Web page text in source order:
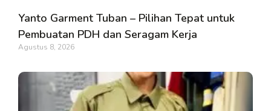
Yanto Garment Tuban – Pilihan Tepat untuk
Pembuatan PDH dan Seragam Kerja
Agustus 8, 2026